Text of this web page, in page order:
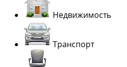
Недвижимость
Транспорт